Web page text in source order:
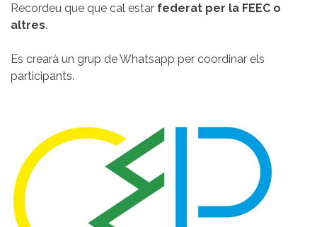
Recordeu que que cal estar federat per la FEEC o
altres.
Es crearà un grup de Whatsapp per coordinar els
participants.